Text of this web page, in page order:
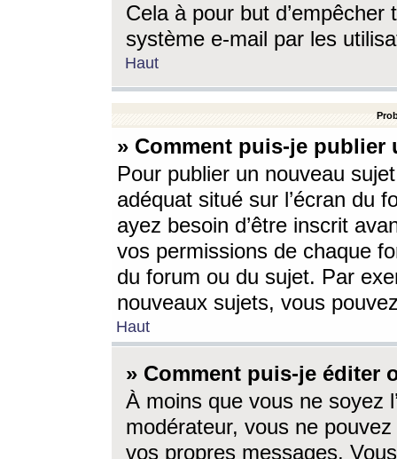
Cela à pour but
système e-mail par les
Haut
» Comment puis-je
Pour publier un nouveau
adéquat situé sur l’écran du
ayez besoin d’être inscrit
vos permissions de chaque
du forum ou du sujet. Par
nouveaux sujets, vous
Haut
» Comment puis-je éditer
À moins que vous ne soyez
modérateur, vous ne
vos propres messages.